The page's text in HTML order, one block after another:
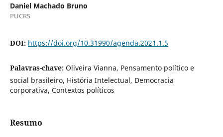
Daniel Machado Bruno
PUCRS
DOI: https://doi.org/10.31990/agenda.2021.1.5
Palavras-chave: Oliveira Vianna, Pensamento político e
social brasileiro, História Intelectual, Democracia
corporativa, Contextos políticos
Resumo